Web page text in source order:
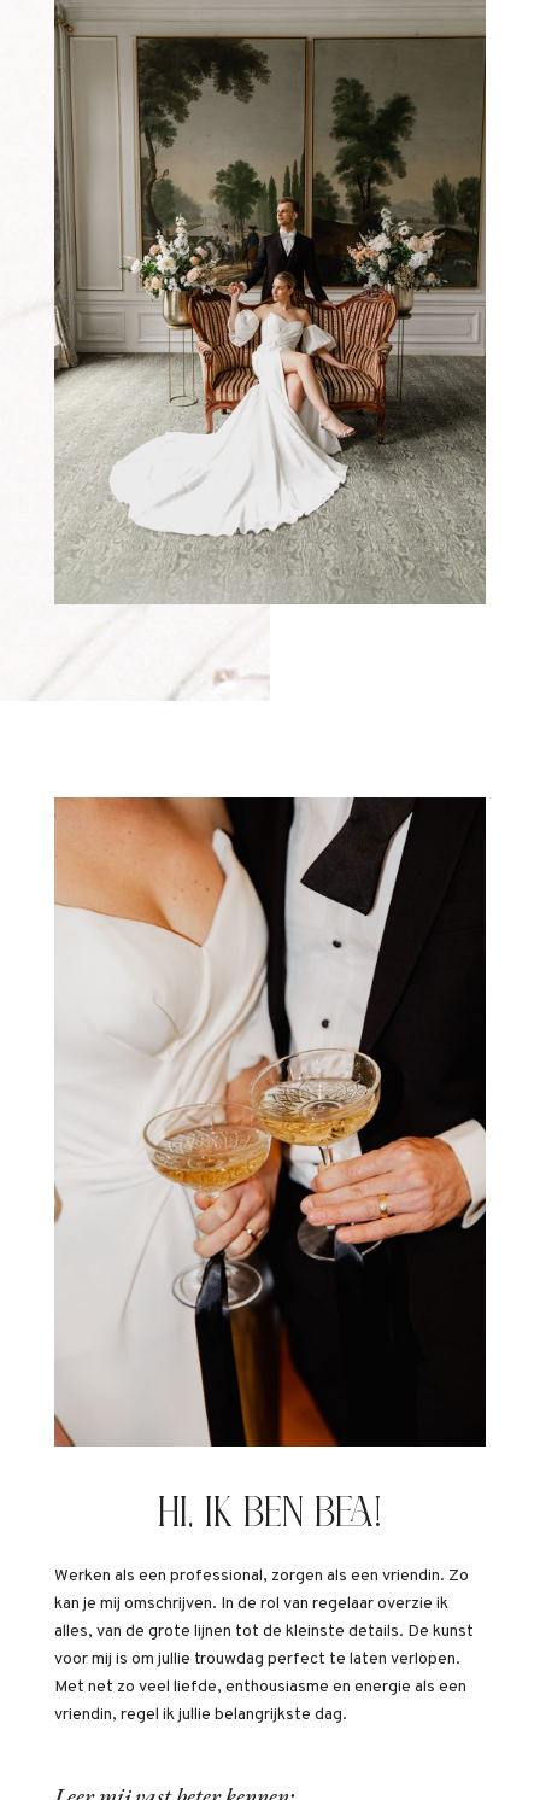
HI, IK BEN BEA!
Werken als een professional, zorgen als een vriendin. Zo
kan je mij omschrijven. In de rol van regelaar overzie ik
alles, van de grote lijnen tot de kleinste details. De kunst
voor mij is om jullie trouwdag perfect te laten verlopen.
Met net zo veel liefde, enthousiasme en energie als een
vriendin, regel ik jullie belangrijkste dag.